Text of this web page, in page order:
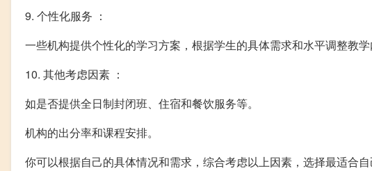
9. 个性化服务 ：
一些机构提供个性化的学习方案，根据学生的具体需求和水平调整教学
10. 其他考虑因素 ：
如是否提供全日制封闭班、住宿和餐饮服务等。
机构的出分率和课程安排。
你可以根据自己的具体情况和需求，综合考虑以上因素，选择最适合自